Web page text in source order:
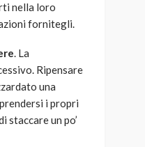
nella loro
fornitegli.
. La
Ripensare
una
i propri
staccare un po’